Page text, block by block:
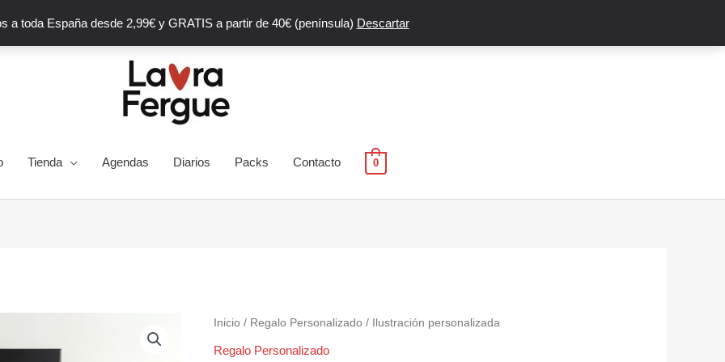
a toda España desde 2,99€ y GRATIS a partir de 40€ (península) Descartar
Tienda Agendas Diarios Packs Contacto 0
Inicio / Regalo Personalizado / Ilustración personalizada
Regalo Personalizado